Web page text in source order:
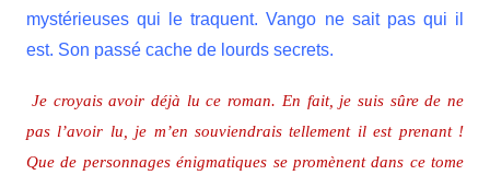
mystérieuses qui le traquent. Vango ne sait pas qui il
est. Son passé cache de lourds secrets.
Je croyaisavoir déjà lu ce roman. En fait, je suis sûre de ne
pas l’avoir lu, je m’en souviendrais tellement il est prenant !
Que de personnages énigmatiques se promènent dans ce tome